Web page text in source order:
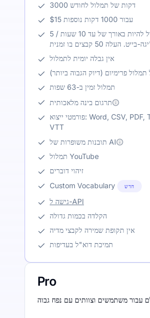
3000 דקות של תמלול לחודש
$15 עבור 1000 דקות נוספות
כל קובץ יכול להיות באורך של עד 10 שעות / 5
אין גבלה יומית לתמלול
תמלול פרימיום (דיוק הגבוה ביותר)
תמלול זמין ב-63 שפות
תרגום בינה מלאכותית
פורמטי ייצוא: Word, CSV, PDF, TXT, SRT,
VTT
תובנות משופרות של AI
תמלול YouTube
זיהוי דוברים
Custom Vocabulary
חדש
גישה ל-API
הקלדה בכמות גדולה
אין תקופת שמירה לקבצי מדיה
תמיכת דוא"ל בעדיפות
Pro